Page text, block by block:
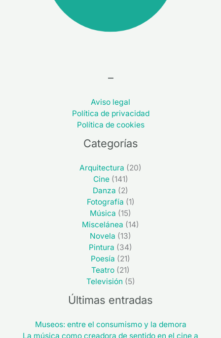
–
Aviso legal
Política de privacidad
Política de cookies
Categorías
Arquitectura (20)
Cine(141)
Danza (2)
Fotografía (1)
Música (15)
Miscelánea (14)
Novela (13)
Pintura (34)
Poesía (21)
Teatro (21)
Televisión (5)
Últimas entradas
Museos: entre el consumismo y la demora
La música como creadora de sentido en el cine a